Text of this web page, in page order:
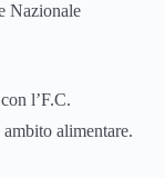
Nazionale
l’F.C.
alimentare.